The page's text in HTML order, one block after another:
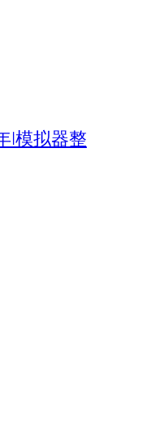
|模拟器整